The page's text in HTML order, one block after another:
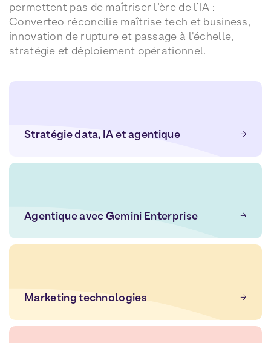
permettent pas de maîtriser l’ère de l’IA :
Converteo réconcilie maîtrise tech et business,
innovation de rupture et passage à l'échelle,
stratégie et déploiement opérationnel.
Stratégie data, IA et agentique
Agentique avec Gemini Enterprise
Marketing technologies